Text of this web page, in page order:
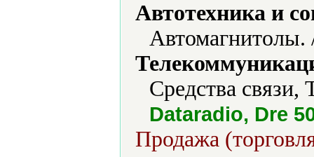
Автотехника и
Средства
Dataradio, Dre
Продажа